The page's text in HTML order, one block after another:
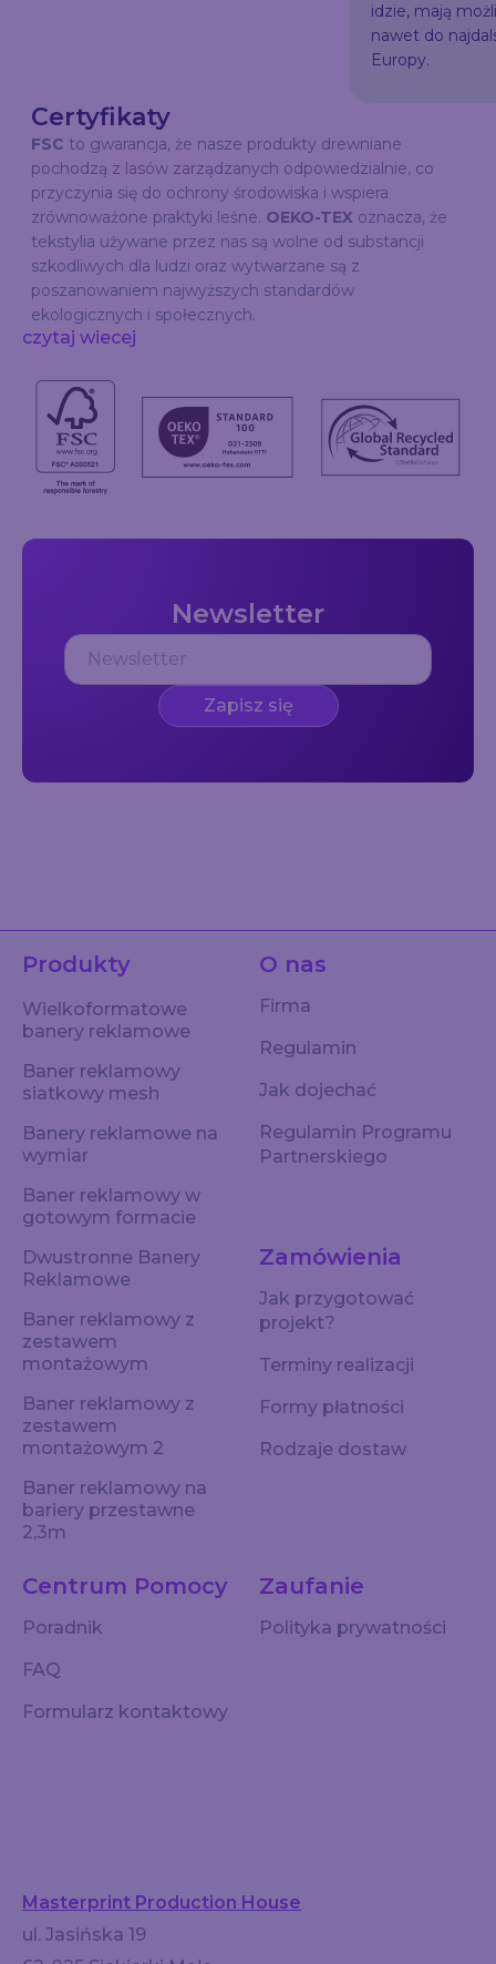
idzie, mają
nawet do
Europy.
Certyfikaty
FSC to gwarancja, że nasze produkty drewniane
pochodzą z lasów zarządzanych odpowiedzialnie, co
przyczynia się do ochrony środowiska i wspiera
zrównoważone praktyki leśne. OEKO-TEX oznacza, że
tekstylia używane przez nas są wolne od substancji
szkodliwych dla ludzi oraz wytwarzane są z
poszanowaniem najwyższych standardów
ekologicznych i społecznych.
czytaj wiecej
Newsletter
Zapisz się
Produkty
Wielkoformatowe
banery reklamowe
Baner reklamowy
siatkowy mesh
Banery reklamowe na
wymiar
Baner reklamowy w
gotowym formacie
Dwustronne Banery
Reklamowe
Baner reklamowy z
zestawem
montażowym
Baner reklamowy z
zestawem
montażowym 2
Baner reklamowy na
bariery przestawne
2,3m
O nas
Firma
Regulamin
Jak dojechać
Regulamin Programu
Partnerskiego
Centrum Pomocy
Poradnik
FAQ
Formularz kontaktowy
Zaufanie
Polityka prywatności
Zamówienia
Jak przygotować
projekt?
Terminy realizacji
Formy płatności
Rodzaje dostaw
Masterprint Production House
ul. Jasińska 19